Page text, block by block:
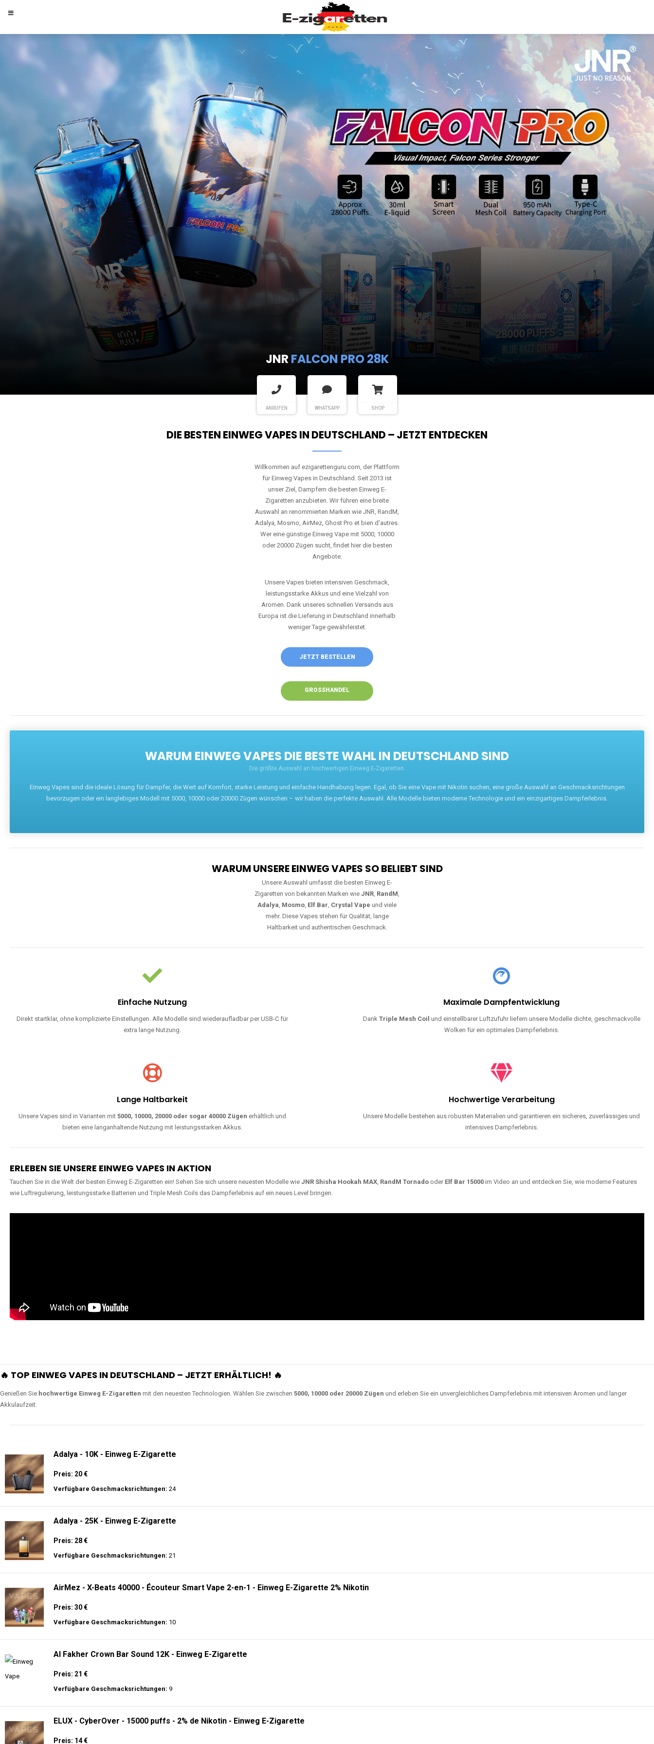
JNR FALCON PRO 28K
ANRUFEN WHATSAPP SHOP
DIE BESTEN EINWEG VAPES IN DEUTSCHLAND – JETZT ENTDECKEN
Willkommen auf ezigarettenguru.com, der Plattform
für Einweg Vapes in Deutschland. Seit 2013 ist
unser Ziel, Dampfern die besten Einweg E-
Zigaretten anzubieten. Wir führen eine breite
Auswahl an renommierten Marken wie JNR, RandM,
Adalya, Mosmo, AirMez, Ghost Pro et bien d'autres.
Wer eine günstige Einweg Vape mit 5000, 10000
oder 20000 Zügen sucht, findet hier die besten
Angebote.
Unsere Vapes bieten intensiven Geschmack,
leistungsstarke Akkus und eine Vielzahl von
Aromen. Dank unseres schnellen Versands aus
Europa ist die Lieferung in Deutschland innerhalb
weniger Tage gewährleistet.
JETZT BESTELLEN
GROSSHANDEL
WARUM EINWEG VAPES DIE BESTE WAHL IN DEUTSCHLAND SIND
Die größte Auswahl an hochwertigen Einweg E-Zigaretten.
Einweg Vapes sind die ideale Lösung für Dampfer, die Wert auf Komfort, starke Leistung und einfache Handhabung legen. Egal, ob Sie eine Vape mit Nikotin suchen, eine große Auswahl an Geschmacksrichtungen
bevorzugen oder ein langlebiges Modell mit 5000, 10000 oder 20000 Zügen wünschen – wir haben die perfekte Auswahl. Alle Modelle bieten moderne Technologie und ein einzigartiges Dampferlebnis.
WARUM UNSERE EINWEG VAPES SO BELIEBT SIND
Unsere Auswahl umfasst die besten Einweg E-
Zigaretten von bekannten Marken wie JNR, RandM,
Adalya, Mosmo, Elf Bar, Crystal Vape und viele
mehr. Diese Vapes stehen für Qualität, lange
Haltbarkeit und authentischen Geschmack.
Einfache Nutzung
Direkt startklar, ohne komplizierte Einstellungen. Alle Modelle sind wiederaufladbar per USB-C für
extra lange Nutzung.
Maximale Dampfentwicklung
Dank Triple Mesh Coil und einstellbarer Luftzufuhr liefern unsere Modelle dichte, geschmackvolle
Wolken für ein optimales Dampferlebnis.
Lange Haltbarkeit
Unsere Vapes sind in Varianten mit5000, 10000, 20000 oder sogar 40000 Zügen erhältlich und
bieten eine langanhaltende Nutzung mit leistungsstarken Akkus.
Hochwertige Verarbeitung
Unsere Modelle bestehen aus robusten Materialien und garantieren ein sicheres, zuverlässiges und
intensives Dampferlebnis.
ERLEBEN SIE UNSERE EINWEG VAPES IN AKTION
Tauchen Sie in die Welt der besten Einweg E-Zigaretten ein! Sehen Sie sich unsere neuesten Modelle wie JNR Shisha Hookah MAX, RandM Tornado oder Elf Bar 15000 im Video an und entdecken Sie, wie moderne Features
wie Luftregulierung, leistungsstarke Batterien und Triple Mesh Coils das Dampferlebnis auf ein neues Level bringen.
🔥 TOP EINWEG VAPES IN DEUTSCHLAND – JETZT ERHÄLTLICH! 🔥
Genießen Sie hochwertige Einweg E-Zigaretten mit den neuesten Technologien. Wählen Sie zwischen 5000, 10000 oder 20000 Zügen und erleben Sie ein unvergleichliches Dampferlebnis mit intensiven Aromen und langer
Akkulaufzeit.
Adalya - 10K - Einweg E-Zigarette
Preis: 20 €
Verfügbare Geschmacksrichtungen: 24
Adalya - 25K - Einweg E-Zigarette
Preis: 28 €
Verfügbare Geschmacksrichtungen: 21
AirMez - X-Beats 40000 - Écouteur Smart Vape 2-en-1 - Einweg E-Zigarette 2% Nikotin
Preis: 30 €
Verfügbare Geschmacksrichtungen: 10
Al Fakher Crown Bar Sound 12K - Einweg E-Zigarette
Preis: 21 €
Verfügbare Geschmacksrichtungen: 9
ELUX - CyberOver - 15000 puffs - 2% de Nikotin - Einweg E-Zigarette
Preis: 14 €